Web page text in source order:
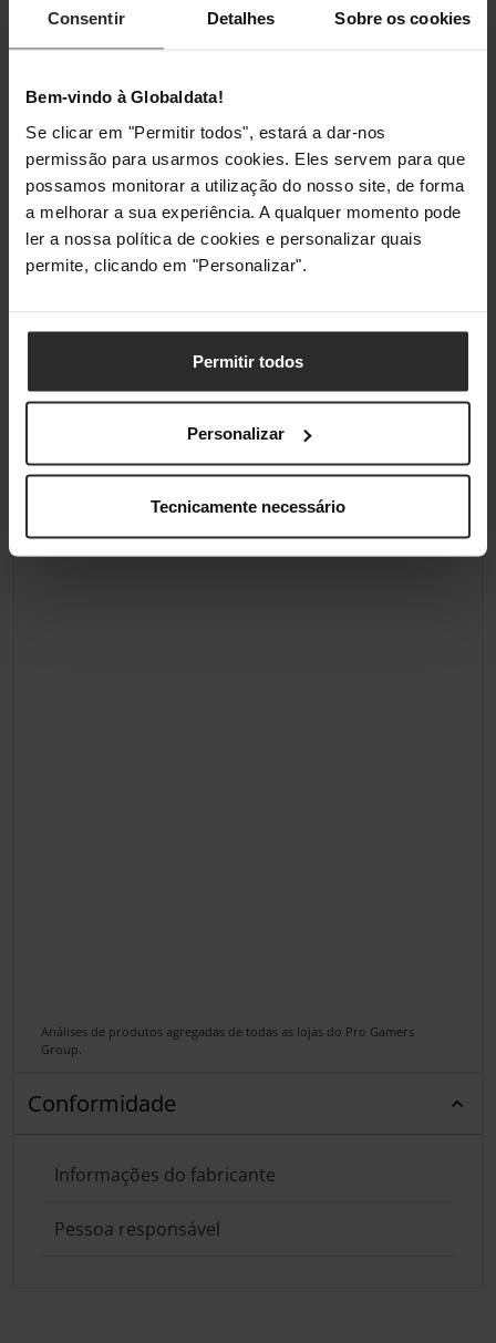
Consentir Detalhes Sobre os cookies
Bem-vindo à Globaldata!
Se clicar em "Permitir todos", estará a dar-nos
permissão para usarmos cookies. Eles servem para que
possamos monitorar a utilização do nosso site, de forma
a melhorar a sua experiência. A qualquer momento pode
ler a nossa política de cookies e personalizar quais
permite, clicando em "Personalizar".
Permitir todos
Personalizar
Tecnicamente necessário
Gestão de energia
Potência
Classificações
Análises de produtos agregadas de todas as lojas do Pro Gamers
Group.
Conformidade
Informações do fabricante
Pessoa responsável